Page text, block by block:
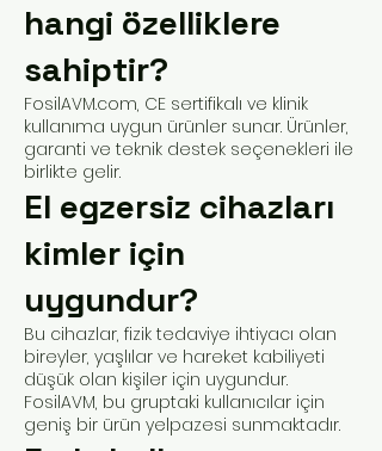
hangi özelliklere
sahiptir?
FosilAVM.com, CE sertifikalı ve klinik
kullanıma uygun ürünler sunar. Ürünler,
garanti ve teknik destek seçenekleri ile
birlikte gelir.
El egzersiz cihazları
kimler için
uygundur?
Bu cihazlar, fizik tedaviye ihtiyacı olan
bireyler, yaşlılar ve hareket kabiliyeti
düşük olan kişiler için uygundur.
FosilAVM, bu gruptaki kullanıcılar için
geniş bir ürün yelpazesi sunmaktadır.